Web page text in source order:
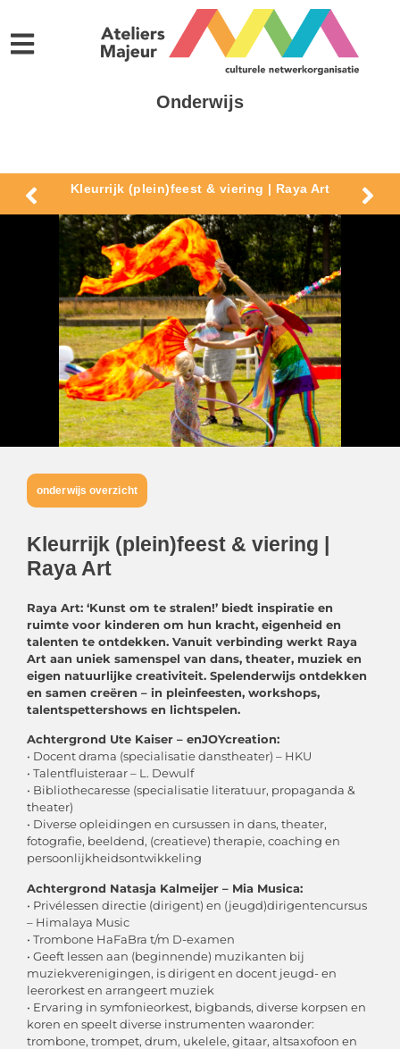
Onderwijs
Kleurrijk (plein)feest & viering | Raya Art
onderwijs overzicht
Kleurrijk (plein)feest & viering |
Raya Art
Raya Art: ‘Kunst om te stralen!’ biedt inspiratie en
ruimte voor kinderen om hun kracht, eigenheid en
talenten te ontdekken. Vanuit verbinding werkt Raya
Art aan uniek samenspel van dans, theater, muziek en
eigen natuurlijke creativiteit. Spelenderwijs ontdekken
en samen creëren – in pleinfeesten, workshops,
talentspettershows en lichtspelen.
Achtergrond Ute Kaiser – enJOYcreation:
• Docent drama (specialisatie danstheater) – HKU
• Talentfluisteraar – L. Dewulf
• Bibliothecaresse (specialisatie literatuur, propaganda &
theater)
• Diverse opleidingen en cursussen in dans, theater,
fotografie, beeldend, (creatieve) therapie, coaching en
persoonlijkheidsontwikkeling
Achtergrond Natasja Kalmeijer – Mia Musica:
• Privélessen directie (dirigent) en (jeugd)dirigentencursus
– Himalaya Music
• Trombone HaFaBra t/m D-examen
• Geeft lessen aan (beginnende) muzikanten bij
muziekverenigingen, is dirigent en docent jeugd- en
leerorkest en arrangeert muziek
• Ervaring in symfonieorkest, bigbands, diverse korpsen en
koren en speelt diverse instrumenten waaronder:
trombone, trompet, drum, ukelele, gitaar, altsaxofoon en